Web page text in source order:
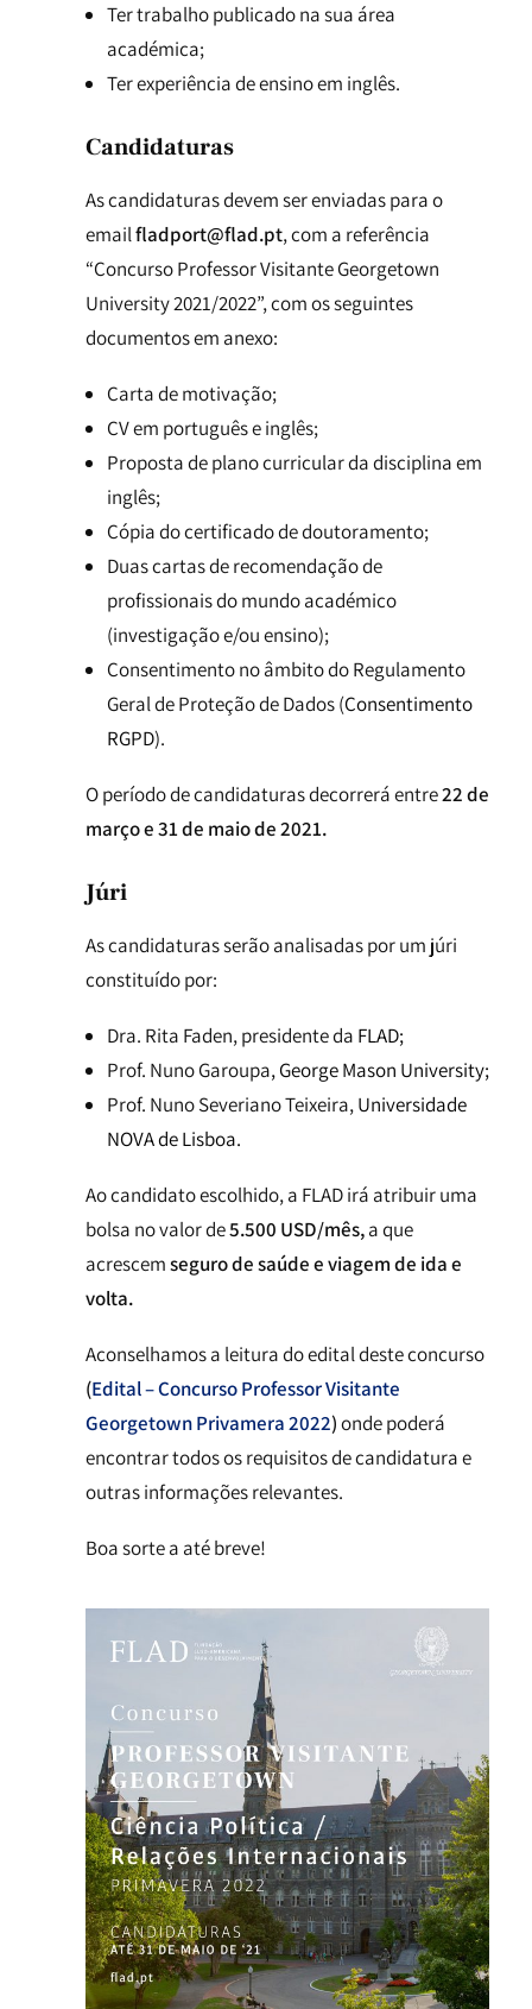
Ter trabalho publicado na sua área
académica;
Ter experiência de ensino em inglês.
Candidaturas
As candidaturas devem ser enviadas para o
emailfladport@flad.pt, com a referência
“Concurso Professor Visitante Georgetown
University 2021/2022”, com os seguintes
documentos em anexo:
Carta de motivação;
CV em português e inglês;
Proposta de plano curricular da disciplina em
inglês;
Cópia do certificado de doutoramento;
Duas cartas de recomendação de
profissionais do mundo académico
(investigação e/ou ensino);
Consentimento no âmbito do Regulamento
Geral de Proteção de Dados (Consentimento
RGPD).
O período de candidaturas decorrerá entre22 de
março e 31 de maio de 2021.
Júri
As candidaturas serão analisadas por um júri
constituído por:
Dra. Rita Faden, presidente da FLAD;
Prof. Nuno Garoupa, George Mason University;
Prof. Nuno Severiano Teixeira,Universidade
NOVA de Lisboa.
Ao candidato escolhido, a FLAD irá atribuir uma
bolsa no valor de5.500 USD/mês,a que
acrescemseguro de saúde e viagem de ida e
volta.
Aconselhamos a leitura do edital deste concurso
(Edital – Concurso Professor Visitante
Georgetown Privamera 2022)onde poderá
encontrar todos os requisitos de candidatura e
outras informações relevantes.
Boa sorte a até breve!